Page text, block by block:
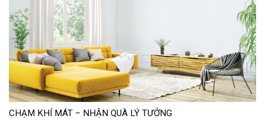
CHẠM KHÍ MÁT – NHẬN QUÀ LÝ TƯỞNG